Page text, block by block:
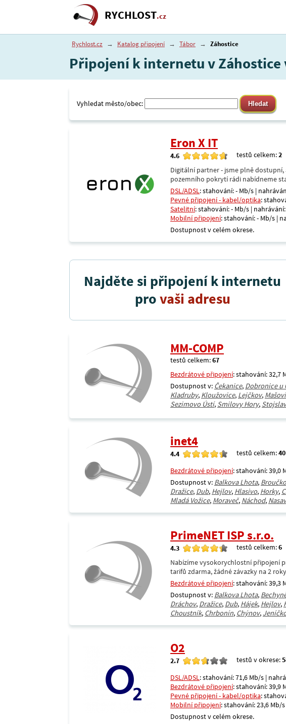
RYCHLOST.cz
Rychlost.cz → Katalog připojení → Tábor → Záhostice
Připojení k internetu v Záhostice
Vyhledat město/obec:
Eron X IT
4.6 testů celkem:2
Digitální partner - jsme plně
pozemního pokrytí rádi nabídneme
DSL/ADSL: stahování: - Mb/s |
Pevné připojení - kabel/optika:
Satelitní: stahování: - Mb/s |
Mobilní připojení: stahování: - Mb/s |
Dostupnost v celém okrese.
Najděte si připojení k internetu
provaši adresu
MM-COMP
testů celkem:67
Bezdrátové připojení: stahování: 32,7
Dostupnost v: Čekanice, Dobronice u
Kladruby, Kloužovice, Lejčkov,
Sezimovo Ústí, Smilovy Hory,
inet4
4.4 testů celkem:40
Bezdrátové připojení: stahování: 39,0
Dostupnost v: Balkova Lhota,
Dražice, Dub, Hejlov, Hlasivo, Horky,
Mladá Vožice, Moraveč, Náchod,
PrimeNET ISP s.r.o.
4.3 testů celkem:6
Nabízíme vysokorychlostní připojení
tarifů zdarma, žádné závazky na 2
Bezdrátové připojení: stahování: 39,3
Dostupnost v: Balkova Lhota,
Dráchov, Dražice, Dub, Hájek, Hejlov,
Choustník, Chrbonín, Chýnov,
O2
2.7 testů v okrese:
DSL/ADSL: stahování: 71,6 Mb/s |
Bezdrátové připojení: stahování: 39,9
Pevné připojení - kabel/optika:
Mobilní připojení: stahování: 23,6 Mb/
Dostupnost v celém okrese.